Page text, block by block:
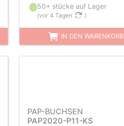
50+ stücke auf Lager
(vor 4 Tagen )
IN DEN WARENKORB
PAP-BUCHSEN
PAP2020-P11-KS